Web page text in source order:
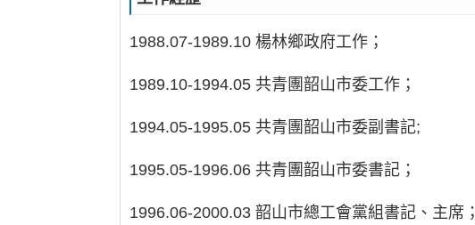
1988.07-1989.10 楊林鄉政府工作；
1989.10-1994.05 共青團韶山市委工作；
1994.05-1995.05 共青團韶山市委副書記;
1995.05-1996.06 共青團韶山市委書記；
1996.06-2000.03 韶山市總工會黨組書記、主席；